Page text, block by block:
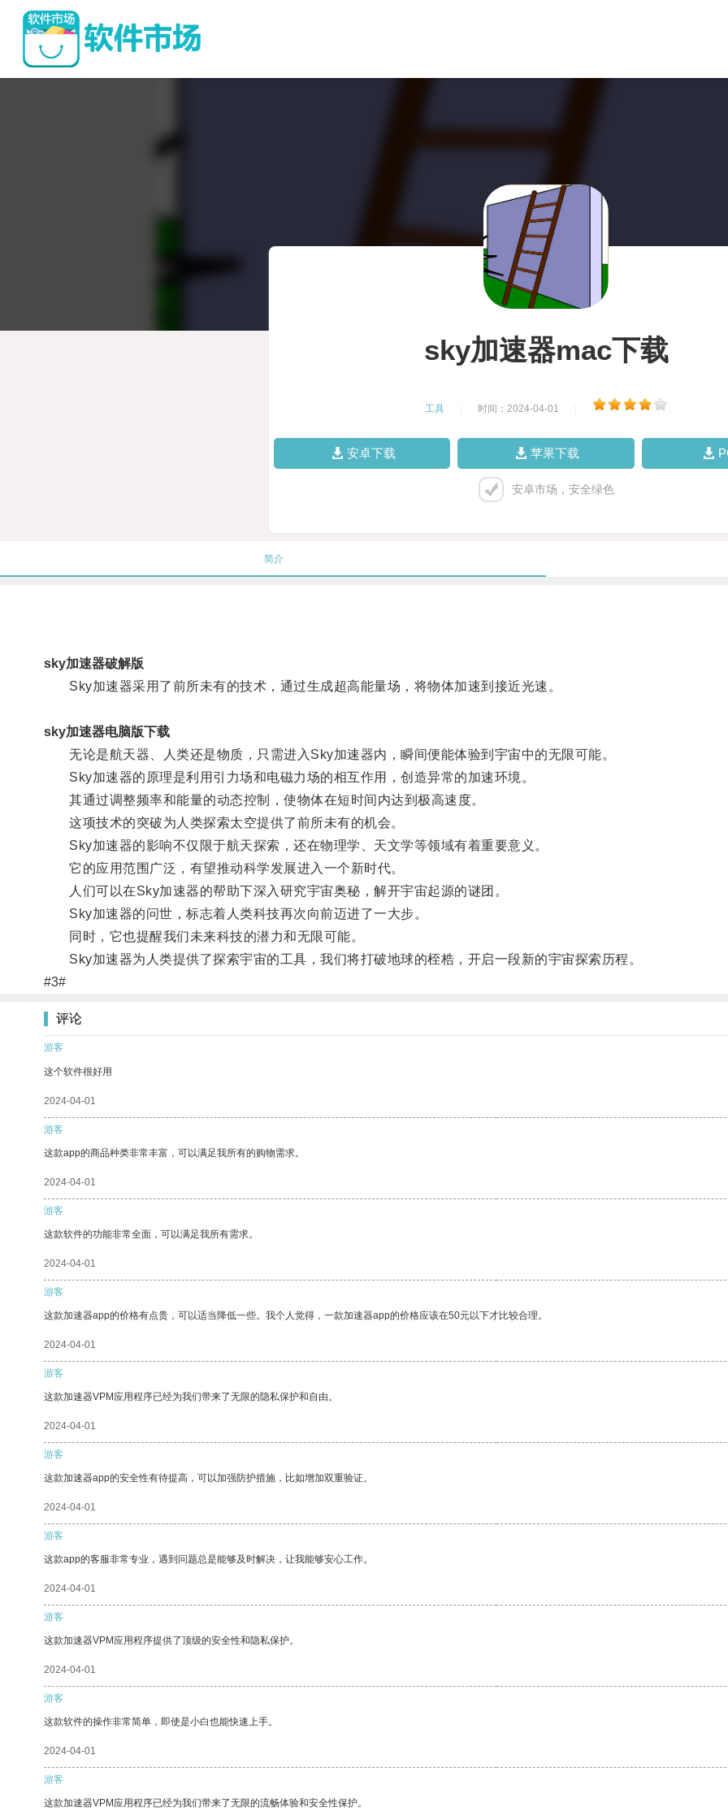
sky加速器mac下载
工具 时间：2024-04-01
安卓下载 苹果下载
安卓市场，安全绿色
简介
sky加速器破解版
Sky加速器采用了前所未有的技术，通过生成超高能量场，将物体加速到接近光速。
sky加速器电脑版下载
无论是航天器、人类还是物质，只需进入Sky加速器内，瞬间便能体验到宇宙中的无限可能。
Sky加速器的原理是利用引力场和电磁力场的相互作用，创造异常的加速环境。
其通过调整频率和能量的动态控制，使物体在短时间内达到极高速度。
这项技术的突破为人类探索太空提供了前所未有的机会。
Sky加速器的影响不仅限于航天探索，还在物理学、天文学等领域有着重要意义。
它的应用范围广泛，有望推动科学发展进入一个新时代。
人们可以在Sky加速器的帮助下深入研究宇宙奥秘，解开宇宙起源的谜团。
Sky加速器的问世，标志着人类科技再次向前迈进了一大步。
同时，它也提醒我们未来科技的潜力和无限可能。
Sky加速器为人类提供了探索宇宙的工具，我们将打破地球的桎梏，开启一段新的宇宙探索历程。
#3#
评论
游客
这个软件很好用
2024-04-01
游客
这款app的商品种类非常丰富，可以满足我所有的购物需求。
2024-04-01
游客
这款软件的功能非常全面，可以满足我所有需求。
2024-04-01
游客
这款加速器app的价格有点贵，可以适当降低一些。我个人觉得，一款加速器app的价格应该在50元以下才比较合理。
2024-04-01
游客
这款加速器VPM应用程序已经为我们带来了无限的隐私保护和自由。
2024-04-01
游客
这款加速器app的安全性有待提高，可以加强防护措施，比如增加双重验证。
2024-04-01
游客
这款app的客服非常专业，遇到问题总是能够及时解决，让我能够安心工作。
2024-04-01
游客
这款加速器VPM应用程序提供了顶级的安全性和隐私保护。
2024-04-01
游客
这款软件的操作非常简单，即使是小白也能快速上手。
2024-04-01
游客
这款加速器VPM应用程序已经为我们带来了无限的流畅体验和安全性保护。